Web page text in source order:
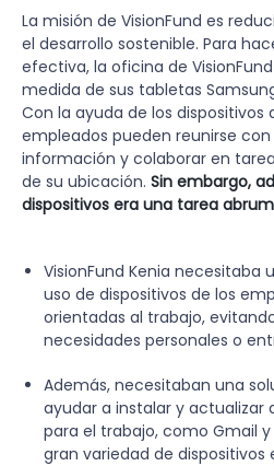
La misión de VisionFund es
el desarrollo sostenible. Para
efectiva, la oficina de
medida de sus tabletas
Con la ayuda de los dispositivos
empleados pueden reunirse
información y colaborar en
de su ubicación. Sin embargo,
dispositivos era una tarea
VisionFund Kenia necesitaba
uso de dispositivos de los
orientadas al trabajo,
necesidades personales o
Además, necesitaban una
ayudar a instalar y actualizar
para el trabajo, como Gmail
gran variedad de dispositivos